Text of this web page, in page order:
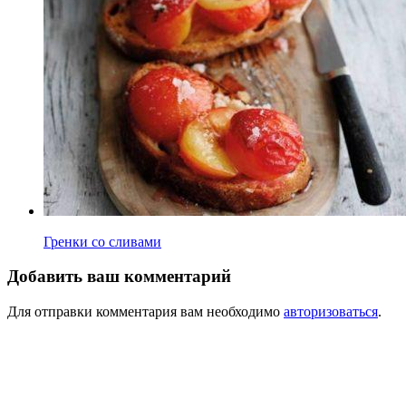
Гренки со сливами
Добавить ваш комментарий
Для отправки комментария вам необходимо авторизоваться.